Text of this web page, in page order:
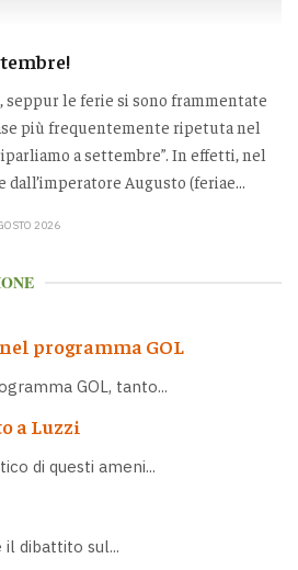
seppur le ferie si sono frammentate
più frequentemente ripetuta nel
a settembre”. In effetti, nel
Augusto (feriae...
2026
programma GOL
GOL, tanto...
a Luzzi
di questi ameni...
dibattito sul...